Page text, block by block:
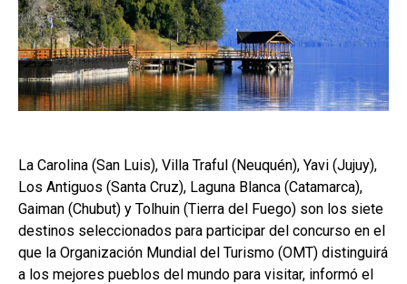
La Carolina (San Luis), Villa Traful (Neuquén), Yavi (Jujuy),
Los Antiguos (Santa Cruz), Laguna Blanca (Catamarca),
Gaiman (Chubut) y Tolhuin (Tierra del Fuego) son los siete
destinos seleccionados para participar del concurso en el
que la Organización Mundial del Turismo (OMT) distinguirá
a los mejores pueblos del mundo para visitar, informó el